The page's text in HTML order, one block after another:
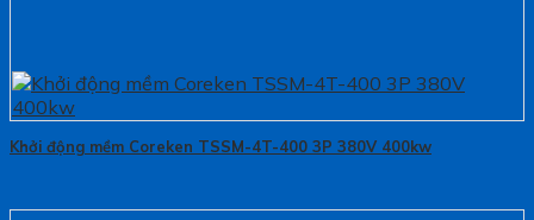
Khởi động mềm Coreken TSSM-4T-400 3P 380V 400kw